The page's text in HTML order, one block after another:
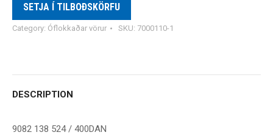
SETJA Í TILBOÐSKÖRFU
Category: Óflokkaðar vörur SKU: 7000110-1
DESCRIPTION
9082 138 524 / 400DAN